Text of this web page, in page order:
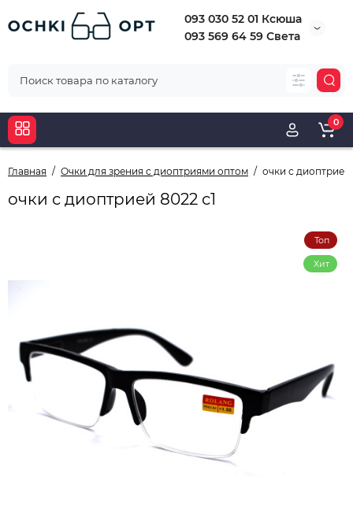
093 030 52 01 Ксюша
093 569 64 59 Света
0
Главная Очки для зрения с диоптриями оптом очки с диоптрией
очки с диоптрией 8022 с1
Топ
Хит